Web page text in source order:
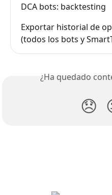
DCA bots: backtesting
Exportar historial de
(todos los bots y
¿Ha quedado
😞